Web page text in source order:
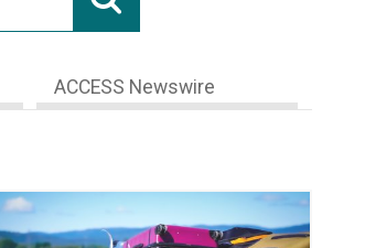
ACCESS Newswire